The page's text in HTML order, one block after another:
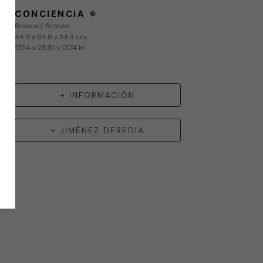
CONCIENCIA 🔴
Bronce / Bronze
44.8 x 64.8 x 34.9 cm
17.64 x 25.51 x 13.74 in
+ INFORMACIÓN
+JIMÉNEZ DEREDIA